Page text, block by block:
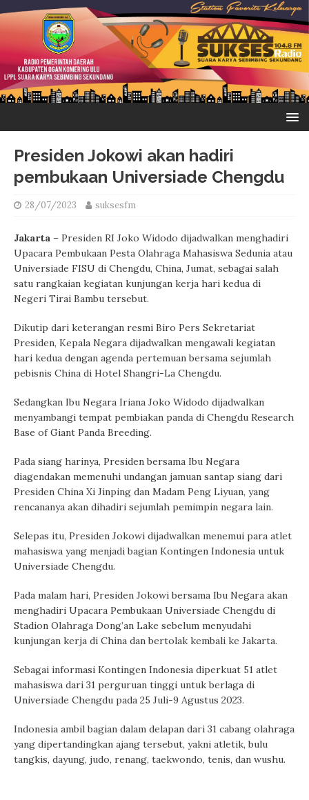
Presiden Jokowi akan hadiri
pembukaan Universiade Chengdu
28/07/2023 suksesfm
Jakarta – Presiden RI Joko Widodo dijadwalkan menghadiri
Upacara Pembukaan Pesta Olahraga Mahasiswa Sedunia atau
Universiade FISU di Chengdu, China, Jumat, sebagai salah
satu rangkaian kegiatan kunjungan kerja hari kedua di
Negeri Tirai Bambu tersebut.
Dikutip dari keterangan resmi Biro Pers Sekretariat
Presiden, Kepala Negara dijadwalkan mengawali kegiatan
hari kedua dengan agenda pertemuan bersama sejumlah
pebisnis China di Hotel Shangri-La Chengdu.
Sedangkan Ibu Negara Iriana Joko Widodo dijadwalkan
menyambangi tempat pembiakan panda di Chengdu Research
Base of Giant Panda Breeding.
Pada siang harinya, Presiden bersama Ibu Negara
diagendakan memenuhi undangan jamuan santap siang dari
Presiden China Xi Jinping dan Madam Peng Liyuan, yang
rencananya akan dihadiri sejumlah pemimpin negara lain.
Selepas itu, Presiden Jokowi dijadwalkan menemui para atlet
mahasiswa yang menjadi bagian Kontingen Indonesia untuk
Universiade Chengdu.
Pada malam hari, Presiden Jokowi bersama Ibu Negara akan
menghadiri Upacara Pembukaan Universiade Chengdu di
Stadion Olahraga Dong’an Lake sebelum menyudahi
kunjungan kerja di China dan bertolak kembali ke Jakarta.
Sebagai informasi Kontingen Indonesia diperkuat 51 atlet
mahasiswa dari 31 perguruan tinggi untuk berlaga di
Universiade Chengdu pada 25 Juli-9 Agustus 2023.
Indonesia ambil bagian dalam delapan dari 31 cabang olahraga
yang dipertandingkan ajang tersebut, yakni atletik, bulu
tangkis, dayung, judo, renang, taekwondo, tenis, dan wushu.